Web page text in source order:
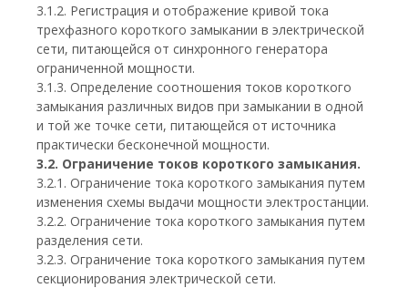
3.1.2. Регистрация и отображение кривой тока
трехфазного короткого замыкании в электрической
сети, питающейся от синхронного генератора
ограниченной мощности.
3.1.3. Определение соотношения токов короткого
замыкания различных видов при замыкании в одной
и той же точке сети, питающейся от источника
практически бесконечной мощности.
3.2. Ограничение токов короткого замыкания.
3.2.1. Ограничение тока короткого замыкания путем
изменения схемы выдачи мощности электростанции.
3.2.2. Ограничение тока короткого замыкания путем
разделения сети.
3.2.3. Ограничение тока короткого замыкания путем
секционирования электрической сети.